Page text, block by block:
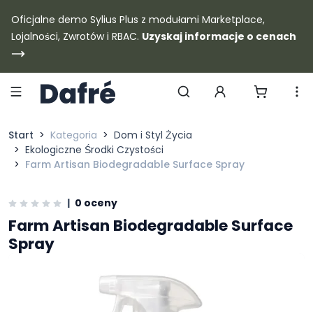
Dafre
Oficjalne demo Sylius Plus z modułami Marketplace,
Lojalności, Zwrotów i RBAC. Uzyskaj informacje o cenach
Start
Kategoria
Dom i Styl Życia
Ekologiczne Środki Czystości
Farm Artisan Biodegradable Surface Spray
| 0 oceny
Farm Artisan Biodegradable Surface
Spray